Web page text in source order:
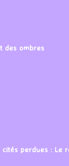
des ombres
perdues : Le